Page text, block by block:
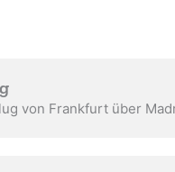
von Frankfurt über